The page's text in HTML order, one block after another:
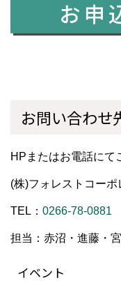
お問い合わせ
HPまたはお電話にて
(株)フォレストコー
TEL： 0266-78-0881
担当：赤沼・進藤・
イベント